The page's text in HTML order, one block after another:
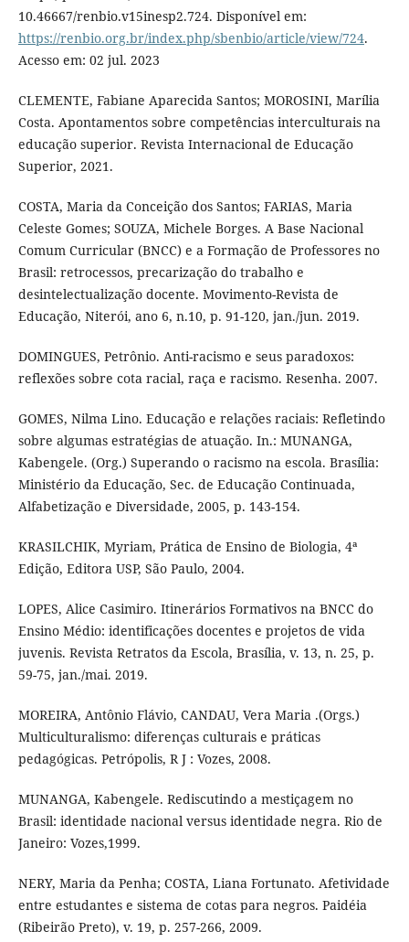
10.46667/renbio.v15inesp2.724. Disponível em:
https://renbio.org.br/index.php/sbenbio/article/view/724.
Acesso em: 02 jul. 2023
CLEMENTE, Fabiane Aparecida Santos; MOROSINI, Marília
Costa. Apontamentos sobre competências interculturais na
educação superior. Revista Internacional de Educação
Superior, 2021.
COSTA, Maria da Conceição dos Santos; FARIAS, Maria
Celeste Gomes; SOUZA, Michele Borges. A Base Nacional
Comum Curricular (BNCC) e a Formação de Professores no
Brasil: retrocessos, precarização do trabalho e
desintelectualização docente. Movimento-Revista de
Educação, Niterói, ano 6, n.10, p. 91-120, jan./jun. 2019.
DOMINGUES, Petrônio. Anti-racismo e seus paradoxos:
reflexões sobre cota racial, raça e racismo. Resenha. 2007.
GOMES, Nilma Lino. Educação e relações raciais: Refletindo
sobre algumas estratégias de atuação. In.: MUNANGA,
Kabengele. (Org.) Superando o racismo na escola. Brasília:
Ministério da Educação, Sec. de Educação Continuada,
Alfabetização e Diversidade, 2005, p. 143-154.
KRASILCHIK, Myriam, Prática de Ensino de Biologia, 4ª
Edição, Editora USP, São Paulo, 2004.
LOPES, Alice Casimiro. Itinerários Formativos na BNCC do
Ensino Médio: identificações docentes e projetos de vida
juvenis. Revista Retratos da Escola, Brasília, v. 13, n. 25, p.
59-75, jan./mai. 2019.
MOREIRA, Antônio Flávio, CANDAU, Vera Maria .(Orgs.)
Multiculturalismo: diferenças culturais e práticas
pedagógicas. Petrópolis, R J : Vozes, 2008.
MUNANGA, Kabengele. Rediscutindo a mestiçagem no
Brasil: identidade nacional versus identidade negra. Rio de
Janeiro: Vozes,1999.
NERY, Maria da Penha; COSTA, Liana Fortunato. Afetividade
entre estudantes e sistema de cotas para negros. Paidéia
(Ribeirão Preto), v. 19, p. 257-266, 2009.